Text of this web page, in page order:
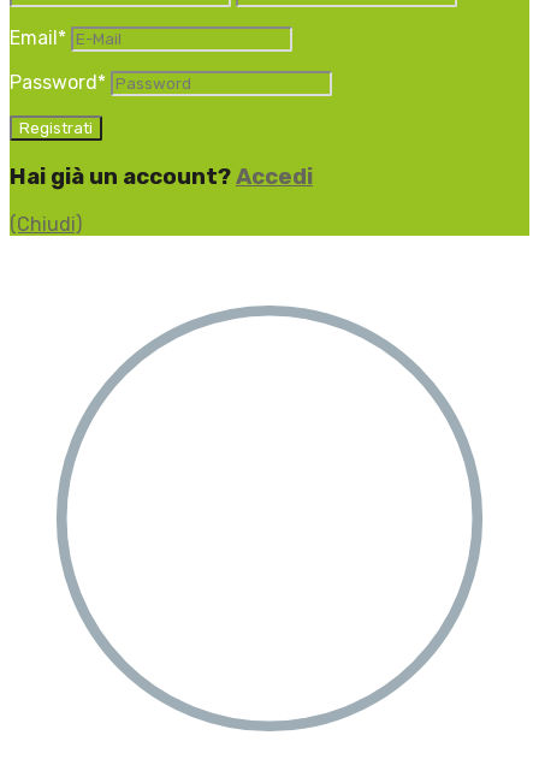
Email *
Password *
Hai già un account?Accedi
(Chiudi)